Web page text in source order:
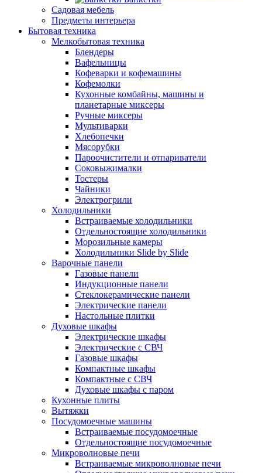
Садовая мебель
Предметы интерьера
Бытовая техника
Мелкобытовая техника
Блендеры
Вафельницы
Кофеварки и кофемашины
Кофемолки
Кухонные комбайны, машины и
планетарные миксеры
Ручные миксеры
Мультиварки
Хлебопечки
Мясорубки
Пароочистители и отпариватели
Соковыжималки
Тостеры
Чайники
Электрогрили
Холодильники
Встраиваемые холодильники
Отдельностоящие холодильники
Морозильные камеры
Холодильники Slide by Slide
Варочные панели
Газовые панели
Индукционные панели
Стеклокерамические панели
Электрические панели
Настольные плитки
Духовые шкафы
Электрические шкафы
Электрические с СВЧ
Газовые шкафы
Компактные шкафы
Компактные с СВЧ
Духовые шкафы с паром
Кухонные плиты
Вытяжки
Посудомоечные машины
Встраиваемые посудомоечные
Отдельностоящие посудомоечные
Микроволновые печи
Встраиваемые микроволновые печи